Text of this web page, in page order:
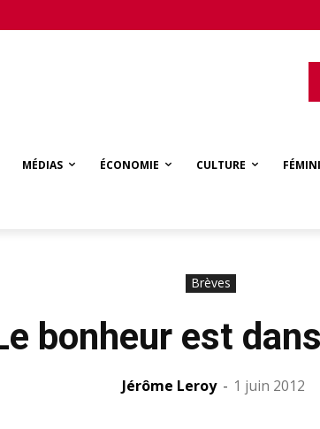
MÉDIAS ÉCONOMIE CULTURE
Brèves
bonheur est
Jérôme Leroy - 1 juin 2012